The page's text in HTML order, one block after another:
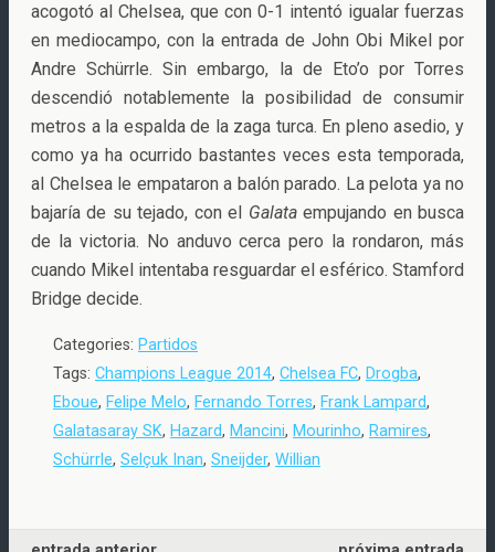
acogotó al Chelsea, que con 0-1 intentó igualar fuerzas
en mediocampo, con la entrada de John Obi Mikel por
Andre Schürrle. Sin embargo, la de Eto’o por Torres
descendió notablemente la posibilidad de consumir
metros a la espalda de la zaga turca. En pleno asedio, y
como ya ha ocurrido bastantes veces esta temporada,
al Chelsea le empataron a balón parado. La pelota ya no
bajaría de su tejado, con el Galataempujando en busca
de la victoria. No anduvo cerca pero la rondaron, más
cuando Mikel intentaba resguardar el esférico. Stamford
Bridge decide.
Categories: Partidos
Tags: Champions League 2014, Chelsea FC, Drogba,
Eboue, Felipe Melo, Fernando Torres, Frank Lampard,
Galatasaray SK, Hazard, Mancini, Mourinho, Ramires,
Schürrle, Selçuk Inan, Sneijder, Willian